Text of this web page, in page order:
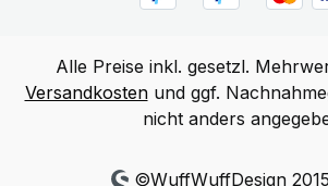
Alle Preise inkl. gesetzl.
Versandkostenund ggf.
nicht anders
©WuffWuffDesign